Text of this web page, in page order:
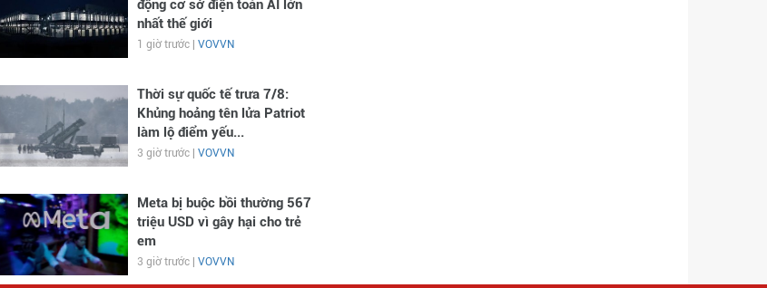
động cơ sở điện toán AI lớn
nhất thế giới
1 giờ trước | VOVVN
Thời sự quốc tế trưa 7/8:
Khủng hoảng tên lửa Patriot
làm lộ điểm yếu...
3 giờ trước | VOVVN
Meta bị buộc bồi thường 567
triệu USD vì gây hại cho trẻ
em
3 giờ trước | VOVVN